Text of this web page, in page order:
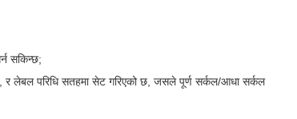
सकिन्छ;
र लेबल परिधि सतहमा सेट गरिएको छ, जसले पूर्ण सर्कल/आधा सर्कल